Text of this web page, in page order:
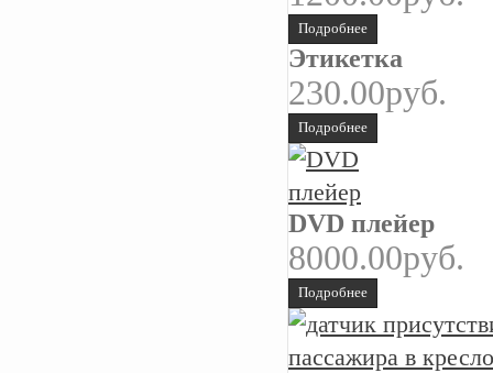
Подробнее
Этикетка
230.00руб.
Подробнее
DVD плейер
8000.00руб.
Подробнее